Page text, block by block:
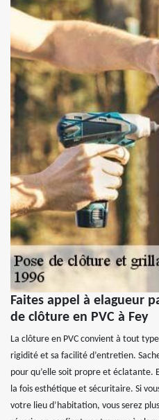
Faites appel à elagueur
de clôture en PVC à Fey
La clôture en PVC convient à tout
rigidité et sa facilité d’entretien.
pour qu’elle soit propre et éclatante.
la fois esthétique et sécuritaire. Si
votre lieu d’habitation, vous serez